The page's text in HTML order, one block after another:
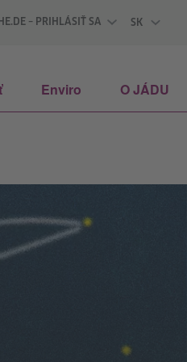
– PRIHLÁSIŤ SA
SK
Enviro O JÁDU